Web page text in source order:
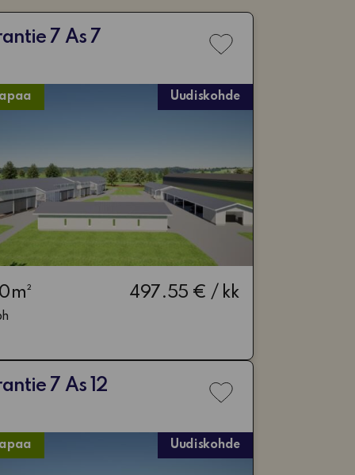
7 As 7
Lisää
Uudiskohde
497.55 € / kk
7 As 12
Lisää
Uudiskohde